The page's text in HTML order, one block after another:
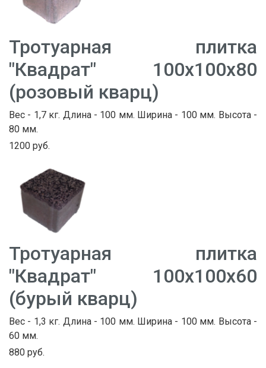
Тротуарная плитка
"Квадрат" 100х100х80
(розовый кварц)
Вес - 1,7 кг. Длина - 100 мм. Ширина - 100 мм. Высота -
80 мм.
1200 руб.
Тротуарная плитка
"Квадрат" 100х100х60
(бурый кварц)
Вес - 1,3 кг. Длина - 100 мм. Ширина - 100 мм. Высота -
60 мм.
880 руб.